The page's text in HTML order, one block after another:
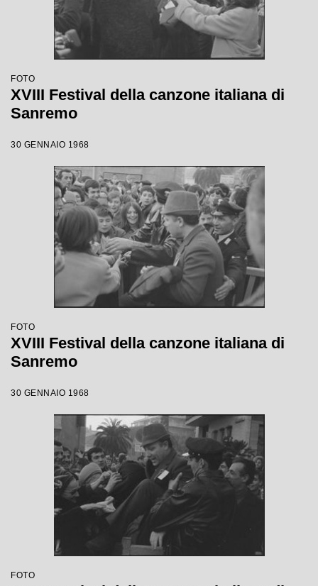
FOTO
XVIII Festival della canzone italiana di
Sanremo
30 GENNAIO 1968
FOTO
XVIII Festival della canzone italiana di
Sanremo
30 GENNAIO 1968
FOTO